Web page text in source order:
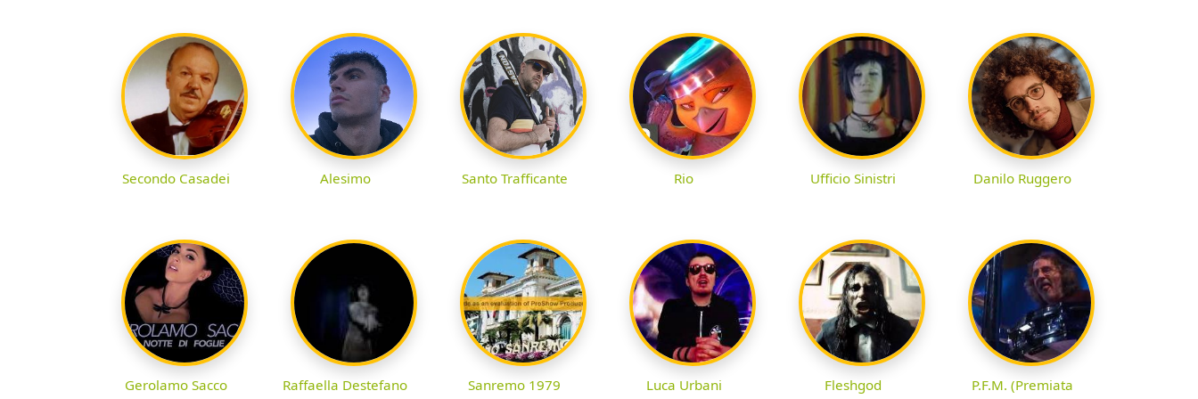
Secondo Casadei Alesimo Santo Trafficante Rio Ufficio Sinistri Danilo Ruggero
Gerolamo Sacco Raffaella Destefano Sanremo 1979 Luca Urbani
Fleshgod
P.F.M. (Premiata